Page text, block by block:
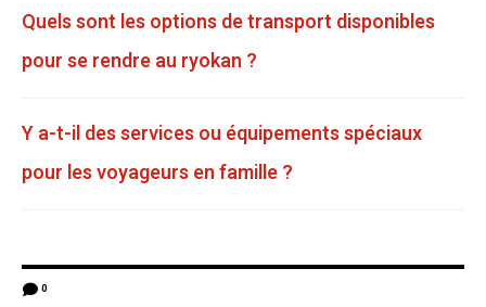
Quels sont les options de transport disponibles
pour se rendre au ryokan ?
Y a-t-il des services ou équipements spéciaux
pour les voyageurs en famille ?
0